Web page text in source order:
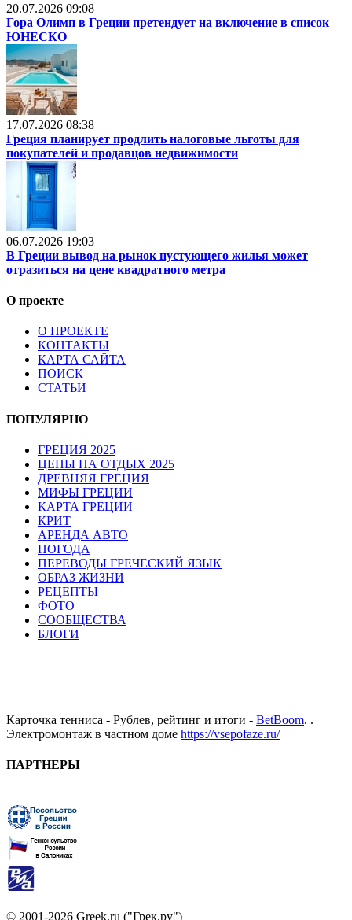
20.07.2026 09:08
Гора Олимп в Греции претендует на включение в список
ЮНЕСКО
17.07.2026 08:38
Греция планирует продлить налоговые льготы для
покупателей и продавцов недвижимости
06.07.2026 19:03
В Греции вывод на рынок пустующего жилья может
отразиться на цене квадратного метра
О проекте
О ПРОЕКТЕ
КОНТАКТЫ
КАРТА САЙТА
ПОИСК
СТАТЬИ
ПОПУЛЯРНО
ГРЕЦИЯ 2025
ЦЕНЫ НА ОТДЫХ 2025
ДРЕВНЯЯ ГРЕЦИЯ
МИФЫ ГРЕЦИИ
КАРТА ГРЕЦИИ
КРИТ
АРЕНДА АВТО
ПОГОДА
ПЕРЕВОДЫ ГРЕЧЕСКИЙ ЯЗЫК
ОБРАЗ ЖИЗНИ
РЕЦЕПТЫ
ФОТО
СООБЩЕСТВА
БЛОГИ
Карточка тенниса - Рублев, рейтинг и итоги - BetBoom. .
Электромонтаж в частном доме https://vsepofaze.ru/
ПАРТНЕРЫ
© 2001-2026 Greek.ru ("Грек.ру")